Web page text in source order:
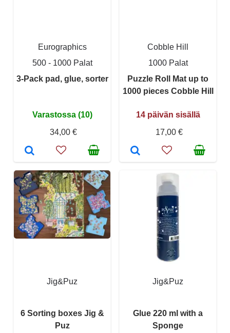
Eurographics
500 - 1000 Palat
3-Pack pad, glue, sorter
Varastossa (10)
34,00 €
Cobble Hill
1000 Palat
Puzzle Roll Mat up to
1000 pieces Cobble Hill
14 päivän sisällä
17,00 €
Jig&Puz
6 Sorting boxes Jig &
Puz
Jig&Puz
Glue 220 ml with a
Sponge